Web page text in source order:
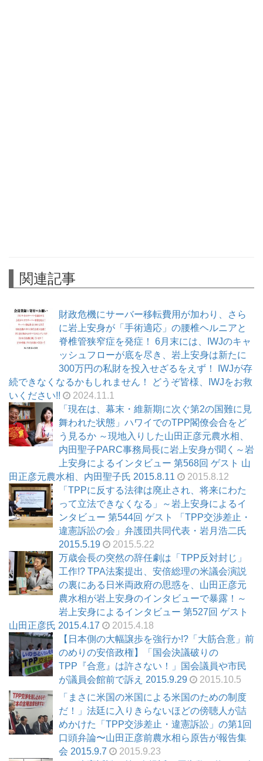
関連記事
財政危機にサーバー移転費用が加わり、さら
に岩上安身が「手術適応」の腰椎ヘルニアと
脊椎管狭窄症を発症！ 6月末には、IWJのキャ
ッシュフローが底を尽き、岩上安身は新たに
300万円の私財を投入せざるをえず！ IWJが存
続できなくなるかもしれません！ どうぞ皆様、IWJをお救
いください!!
2024.11.1
「現在は、幕末・維新期に次ぐ第2の国難に見
舞われた状態」ハワイでのTPP閣僚会合をど
う見るか ～現地入りした山田正彦元農水相、
内田聖子PARC事務局長に岩上安身が聞く～岩
上安身によるインタビュー 第568回 ゲスト 山
田正彦元農水相、内田聖子氏 2015.8.11
2015.8.12
「TPPに反する法律は廃止され、将来にわた
って立法できなくなる」～岩上安身によるイ
ンタビュー 第544回 ゲスト 「TPP交渉差止・
違憲訴訟の会」弁護団共同代表・岩月浩二氏
2015.5.19
2015.5.22
万歳会長の突然の辞任劇は「TPP反対封じ」
工作!? TPA法案提出、安倍総理の米議会演説
の裏にある日米両政府の思惑を、山田正彦元
農水相が岩上安身のインタビューで暴露！～
岩上安身によるインタビュー 第527回 ゲスト
山田正彦氏 2015.4.17
2015.4.18
【日本側の大幅譲歩を強行か!?「大筋合意」前
のめりの安倍政権】「国会決議破りの
TPP『合意』は許さない！」国会議員や市民
が議員会館前で訴え 2015.9.29
2015.10.5
「まさに米国の米国による米国のための制度
だ！」法廷に入りきらないほどの傍聴人が詰
めかけた「TPP交渉差止・違憲訴訟」の第1回
口頭弁論〜山田正彦前農水相ら原告が報告集
会 2015.9.7
2015.9.23